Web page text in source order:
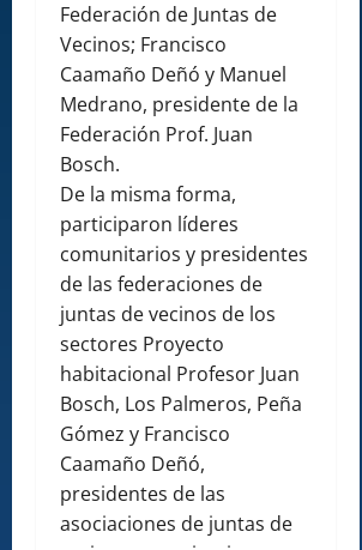
Federación de Juntas de
Vecinos; Francisco
Caamaño Deñó y Manuel
Medrano, presidente de la
Federación Prof. Juan
Bosch.
De la misma forma,
participaron líderes
comunitarios y presidentes
de las federaciones de
juntas de vecinos de los
sectores Proyecto
habitacional Profesor Juan
Bosch, Los Palmeros, Peña
Gómez y Francisco
Caamaño Deñó,
presidentes de las
asociaciones de juntas de